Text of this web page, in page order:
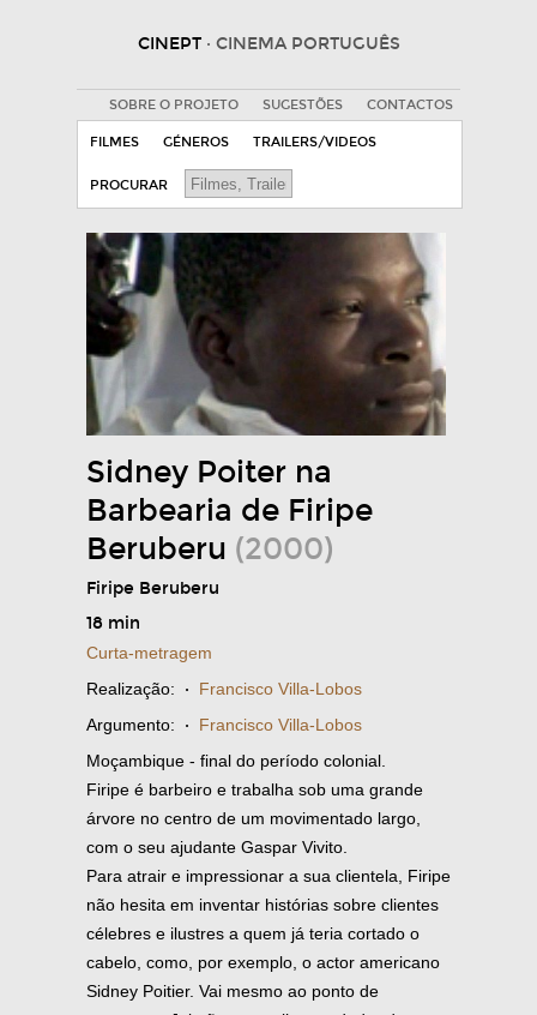
CINEPT · CINEMA PORTUGUÊS
SOBRE O PROJETO SUGESTÕES CONTACTOS
FILMES GÉNEROS TRAILERS/VIDEOS
PROCURAR
Sidney Poiter na
Barbearia de Firipe
Beruberu (2000)
Firipe Beruberu
18 min
Curta-metragem
Realização: · Francisco Villa-Lobos
Argumento: · Francisco Villa-Lobos
Moçambique - final do período colonial.
Firipe é barbeiro e trabalha sob uma grande
árvore no centro de um movimentado largo,
com o seu ajudante Gaspar Vivito.
Para atrair e impressionar a sua clientela, Firipe
não hesita em inventar histórias sobre clientes
célebres e ilustres a quem já teria cortado o
cabelo, como, por exemplo, o actor americano
Sidney Poitier. Vai mesmo ao ponto de